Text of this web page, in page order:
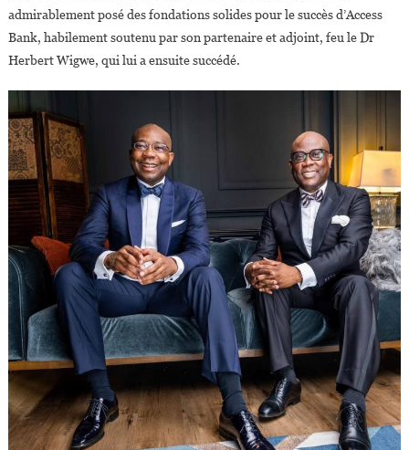
admirablement posé des fondations solides pour le succès d’Access
Bank, habilement soutenu par son partenaire et adjoint, feu le Dr
Herbert Wigwe, qui lui a ensuite succédé.